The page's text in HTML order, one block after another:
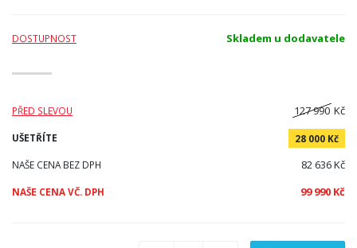
DOSTUPNOST Skladem u dodavatele
PŘED SLEVOU 127 990 Kč
UŠETŘÍTE 28 000 Kč
NAŠE CENA BEZ DPH 82 636 Kč
NAŠE CENA VČ. DPH 99 990 Kč